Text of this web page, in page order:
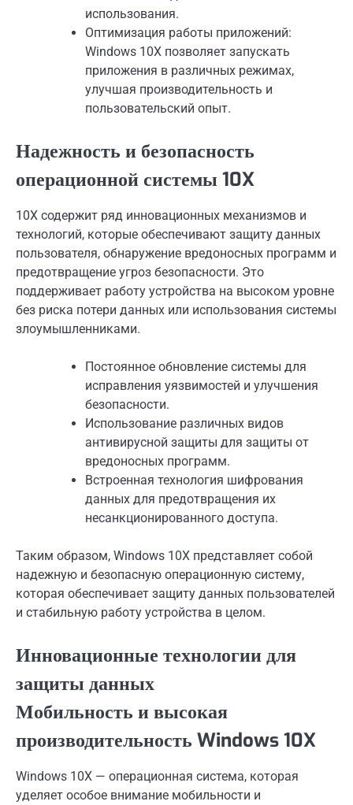
использования.
Оптимизация работы приложений:
Windows 10X позволяет запускать
приложения в различных режимах,
улучшая производительность и
пользовательский опыт.
Надежность и безопасность
операционной системы 10X
10X содержит ряд инновационных механизмов и
технологий, которые обеспечивают защиту данных
пользователя, обнаружение вредоносных программ и
предотвращение угроз безопасности. Это
поддерживает работу устройства на высоком уровне
без риска потери данных или использования системы
злоумышленниками.
Постоянное обновление системы для
исправления уязвимостей и улучшения
безопасности.
Использование различных видов
антивирусной защиты для защиты от
вредоносных программ.
Встроенная технология шифрования
данных для предотвращения их
несанкционированного доступа.
Таким образом, Windows 10X представляет собой
надежную и безопасную операционную систему,
которая обеспечивает защиту данных пользователей
и стабильную работу устройства в целом.
Инновационные технологии для
защиты данных
Мобильность и высокая
производительность Windows 10X
Windows 10X — операционная система, которая
уделяет особое внимание мобильности и